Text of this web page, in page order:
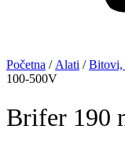
Početna / Alati /Bitovi,
100-500V
Brifer 190